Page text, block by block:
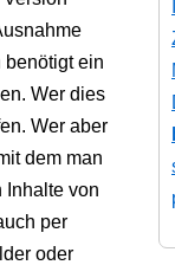
benötigt ein
Wer dies
Wer aber
dem man
Inhalte von
per
oder